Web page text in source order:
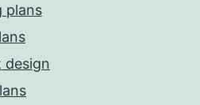
plans